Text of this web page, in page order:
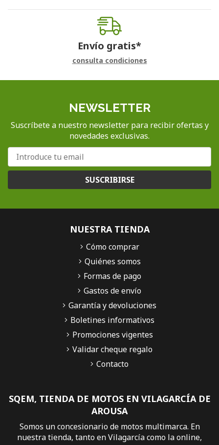
Envío gratis*
consulta condiciones
NEWSLETTER
Suscríbete a nuestro newsletter para recibir ofertas y
novedades exclusivas.
SUSCRIBIRSE
SQEM, TIENDA DE MOTOS EN VILAGARCÍA DE
AROUSA
Somos un concesionario de motos multimarca. En
nuestra tienda, tanto en Vilagarcía como la online,
NUESTRA TIENDA
Cómo comprar
Quiénes somos
Formas de pago
Gastos de envío
Garantía y devoluciones
Boletines informativos
Promociones vigentes
Validar cheque regalo
Contacto